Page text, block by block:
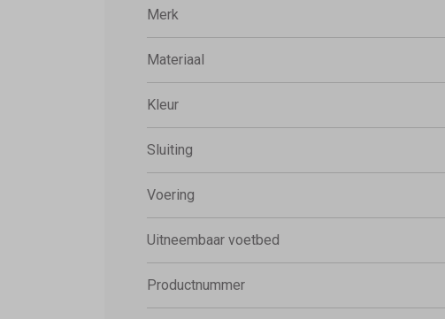
Merk
Materiaal
Kleur
Sluiting
Voering
Uitneembaar voetbed
Productnummer